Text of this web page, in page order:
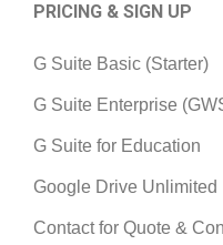
PRICING & SIGN UP
G Suite Basic (Starter)
G Suite Enterprise
G Suite for Education
Google Drive Unlimited
Contact for Quote &